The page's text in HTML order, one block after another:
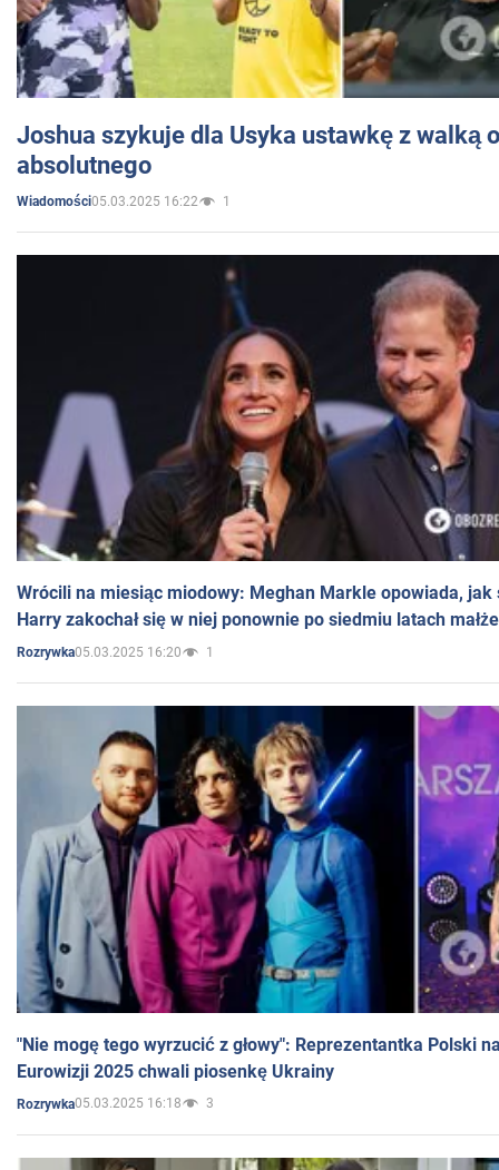
Joshua szykuje dla Usyka ustawkę z walką
absolutnego
Wiadomości05.03.2025 16:22 1
Wrócili na miesiąc miodowy: Meghan Markle opowiada, jak
Harry zakochał się w niej ponownie po siedmiu latach
Rozrywka05.03.2025 16:20 1
"Nie mogę tego wyrzucić z głowy": Reprezentantka Polski
Eurowizji 2025 chwali piosenkę Ukrainy
Rozrywka05.03.2025 16:18 3